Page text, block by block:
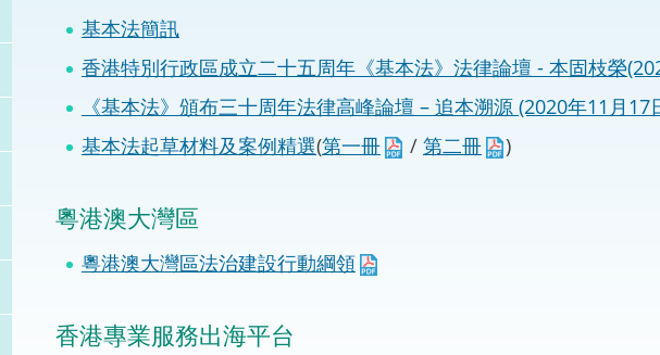
體育爭議解決先導計劃
能力建設
法律樞紐
促成交易和爭議解決服務中心
粵港澳大灣區
基本法簡訊
香港特別行政區成立二十五周年《基本法》法律論壇 - 本固枝榮
《基本法》頒布三十周年法律高峰論壇 – 追本溯源 (2020年11月17
基本法起草材料及案例精選(第一冊 / 第二冊 )
粵港澳大灣區
粵港澳大灣區法治建設行動綱領
香港專業服務出海平台